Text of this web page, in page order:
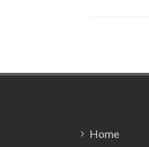
Home